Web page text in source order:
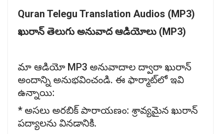
Quran Telegu Translation Audios (MP3)
ఖురాన్తెలుగు అనువాదఆడియోలు (MP3)
మా ఆడియో MP3 అనువాదాల ద్వారా ఖురాన్
అందాన్ని అనుభవించండి. ఈ ఫార్మాట్‌లో ఇవి
ఉన్నాయి:
* అసలు అరబిక్ పారాయణం: శ్రావ్యమైన ఖురాన్
పద్యాలను వినడానికి.